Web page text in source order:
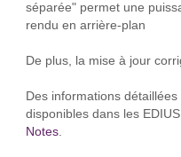
séparée" permet une
rendu en arrière-plan
De plus, la mise à jour
Des informations
disponibles dans les
Notes.